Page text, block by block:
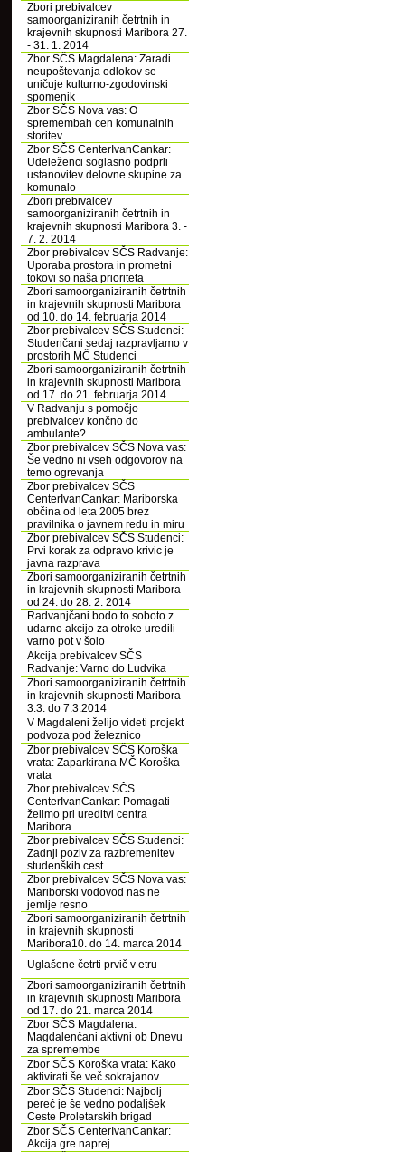
Zbori prebivalcev
samoorganiziranih četrtnih in
krajevnih skupnosti Maribora 27.
- 31. 1. 2014
Zbor SČS Magdalena: Zaradi
neupoštevanja odlokov se
uničuje kulturno-zgodovinski
spomenik
Zbor SČS Nova vas: O
spremembah cen komunalnih
storitev
Zbor SČS CenterIvanCankar:
Udeleženci soglasno podprli
ustanovitev delovne skupine za
komunalo
Zbori prebivalcev
samoorganiziranih četrtnih in
krajevnih skupnosti Maribora 3. -
7. 2. 2014
Zbor prebivalcev SČS Radvanje:
Uporaba prostora in prometni
tokovi so naša prioriteta
Zbori samoorganiziranih četrtnih
in krajevnih skupnosti Maribora
od 10. do 14. februarja 2014
Zbor prebivalcev SČS Studenci:
Studenčani sedaj razpravljamo v
prostorih MČ Studenci
Zbori samoorganiziranih četrtnih
in krajevnih skupnosti Maribora
od 17. do 21. februarja 2014
V Radvanju s pomočjo
prebivalcev končno do
ambulante?
Zbor prebivalcev SČS Nova vas:
Še vedno ni vseh odgovorov na
temo ogrevanja
Zbor prebivalcev SČS
CenterIvanCankar: Mariborska
občina od leta 2005 brez
pravilnika o javnem redu in miru
Zbor prebivalcev SČS Studenci:
Prvi korak za odpravo krivic je
javna razprava
Zbori samoorganiziranih četrtnih
in krajevnih skupnosti Maribora
od 24. do 28. 2. 2014
Radvanjčani bodo to soboto z
udarno akcijo za otroke uredili
varno pot v šolo
Akcija prebivalcev SČS
Radvanje: Varno do Ludvika
Zbori samoorganiziranih četrtnih
in krajevnih skupnosti Maribora
3.3. do 7.3.2014
V Magdaleni želijo videti projekt
podvoza pod železnico
Zbor prebivalcev SČS Koroška
vrata: Zaparkirana MČ Koroška
vrata
Zbor prebivalcev SČS
CenterIvanCankar: Pomagati
želimo pri ureditvi centra
Maribora
Zbor prebivalcev SČS Studenci:
Zadnji poziv za razbremenitev
studenških cest
Zbor prebivalcev SČS Nova vas:
Mariborski vodovod nas ne
jemlje resno
Zbori samoorganiziranih četrtnih
in krajevnih skupnosti
Maribora10. do 14. marca 2014
Uglašene četrti prvič v etru
Zbori samoorganiziranih četrtnih
in krajevnih skupnosti Maribora
od 17. do 21. marca 2014
Zbor SČS Magdalena:
Magdalenčani aktivni ob Dnevu
za spremembe
Zbor SČS Koroška vrata: Kako
aktivirati še več sokrajanov
Zbor SČS Studenci: Najbolj
pereč je še vedno podaljšek
Ceste Proletarskih brigad
Zbor SČS CenterIvanCankar:
Akcija gre naprej